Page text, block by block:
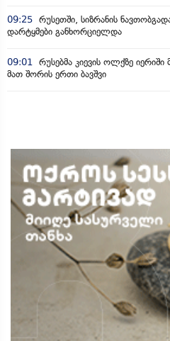
09:25 რუსეთში, სიზრანის
დარტყმები განხორციელდა
09:01
რუსებმა კიევის ოლქზე იერიში
მათ შორის ერთი ბავშვი